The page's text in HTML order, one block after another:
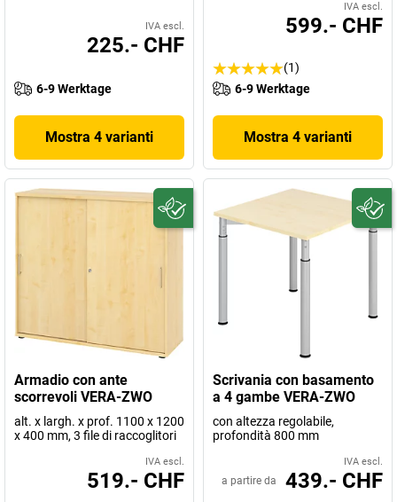
IVA escl.
225.- CHF
6-9 Werktage
Mostra 4 varianti
IVA escl.
599.- CHF
(1)
6-9 Werktage
Mostra 4 varianti
Armadio con ante
scorrevoli VERA-ZWO
alt. x largh. x prof. 1100 x 1200
x 400 mm, 3 file di raccoglitori
IVA escl.
519.- CHF
Scrivania con basamento
a 4 gambe VERA-ZWO
con altezza regolabile,
profondità 800 mm
IVA escl.
a partire da 439.- CHF